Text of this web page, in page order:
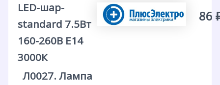
LED-шар-
standard 7.5Вт
160-260В Е14
3000К
86
Л0027. Лампа